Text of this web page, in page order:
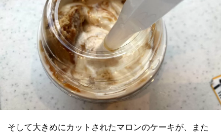
そして大きめにカットされたマロンのケーキが、また